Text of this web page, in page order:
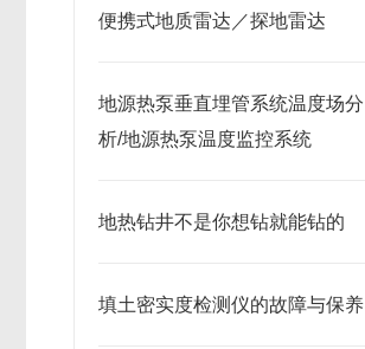
便携式地质雷达／探地雷达
地源热泵垂直埋管系统温度场分
析/地源热泵温度监控系统
地热钻井不是你想钻就能钻的
填土密实度检测仪的故障与保养